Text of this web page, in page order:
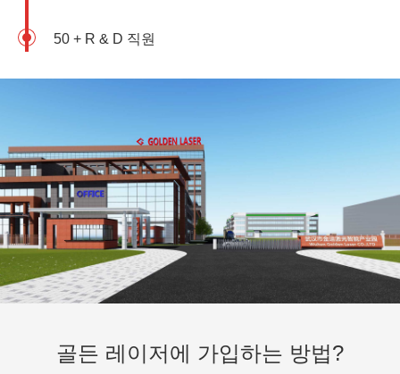
50 + R & D 직원
골든 레이저에 가입하는 방법?